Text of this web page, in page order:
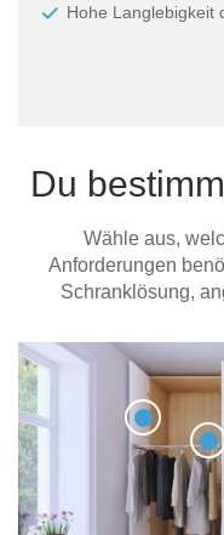
Hohe Langlebigkeit
Du
Wähle aus,
Anforderungen
Schranklösung,